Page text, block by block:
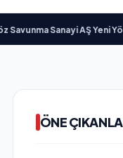
Sanayi AŞ Yeni
ÖNE